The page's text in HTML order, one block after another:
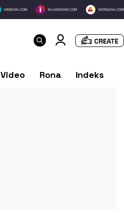
HIMEDIK.COM IKLANDISINI.COM SERBADA.COM
Video Rona Indeks